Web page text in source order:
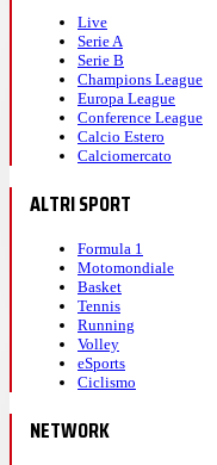
Live
Serie A
Serie B
Champions League
Europa League
Conference League
Calcio Estero
Calciomercato
ALTRI SPORT
Formula 1
Motomondiale
Basket
Tennis
Running
Volley
eSports
Ciclismo
NETWORK